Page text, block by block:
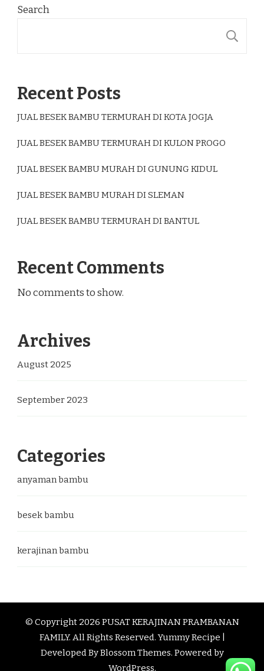
Search
Recent Posts
JUAL BESEK BAMBU TERMURAH DI KOTA JOGJA
JUAL BESEK BAMBU TERMURAH DI KULON PROGO
JUAL BESEK BAMBU MURAH DI GUNUNG KIDUL
JUAL BESEK BAMBU MURAH DI SLEMAN
JUAL BESEK BAMBU TERMURAH DI BANTUL
Recent Comments
No comments to show.
Archives
August 2025
September 2023
Categories
anyaman bambu
besek bambu
kerajinan bambu
© Copyright 2026 PUSAT KERAJINAN PRAMBANAN
FAMILY. All Rights Reserved.Yummy Recipe |
Developed ByBlossom Themes. Powered by
WordPress.